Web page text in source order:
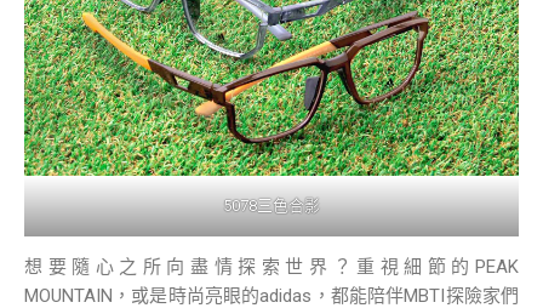
5078三色合影
想要隨心之所向盡情探索世界？重視細節的PEAK
MOUNTAIN，或是時尚亮眼的adidas，都能陪伴MBTI探險家們